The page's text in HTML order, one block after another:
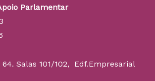
Parlamentar
64. Salas 101/102, Edf.Empresarial